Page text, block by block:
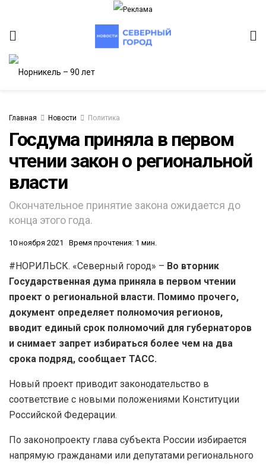
Главная Новости Политика
Госдума приняла в первом
чтении закон о региональной
власти
Окончательное принятие закона ожидается до
конца этого года.
10 ноября 2021 Время прочтения: 1 мин.
#НОРИЛЬСК. «Северный город» – Во вторник
Государственная дума приняла в первом чтении
проект о региональной власти. Помимо прочего,
документ определяет полномочия регионов,
вводит единый срок полномочий для губернаторов
и снимает запрет избираться более чем на два
срока подряд, сообщает ТАСС.
Новый проект приводит законодательство в
соответствие с новыми положениями Конституции
Российской Федерации.
По законопроекту глава субъекта России избирается
напрямую гражданами или депутатами регионального